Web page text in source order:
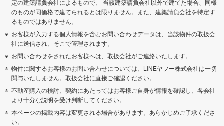
定の建築請負会社によるもので、 当該建築請負会社以外で建てた場合、同様
のものが同価格で建てられるとは限りません。また、建築請負会社を特定す
るものではありません。
お客様が入力する個人情報を含むお問い合わせデータは、当該物件の取扱会
社に送信され、そこで管理されます。
お問い合わせをされたお客様へは、取扱会社がご連絡いたします。
物件に関するお客様のお問い合わせについては、LINEヤフー株式会社は一切
関与いたしません。取扱会社に直接ご確認ください。
不動産購入の検討、契約にあたってはお客様ご自身が情報を確認し、各会社
より十分な説明を受け判断してください。
本ページの掲載内容は変更される場合があります。あらかじめご了承くださ
い。